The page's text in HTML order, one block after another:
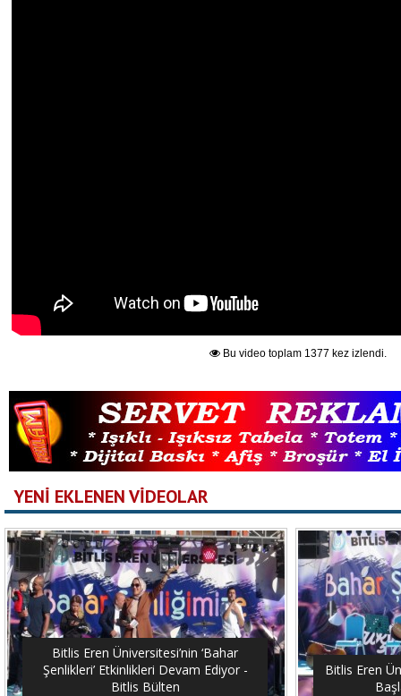
Bu video toplam 1377 kez izlendi.
YENİ EKLENEN VİDEOLAR
Bitlis Eren Üniversitesi’nin ‘Bahar
Şenlikleri’ Etkinlikleri Devam Ediyor -
Bitlis Bülten
Bitlis Eren